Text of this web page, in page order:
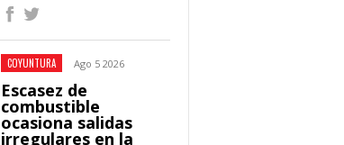
COYUNTURA Ago 5 2026
Escasez de
combustible
ocasiona salidas
irregulares en la